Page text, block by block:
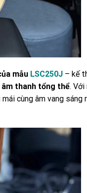
mẫu LSC250J – kế
thanh tổng thể.
cùng âm vang sáng